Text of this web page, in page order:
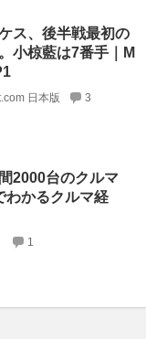
ス、後半戦最初の
小椋藍は7番手｜M
日本版 3
2000台のクルマ
わかるクルマ経
1